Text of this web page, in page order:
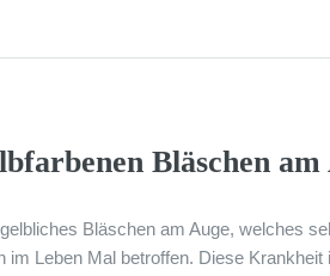
Bläschen am
Bläschen am Auge, welches
Leben Mal betroffen. Diese Krankheit